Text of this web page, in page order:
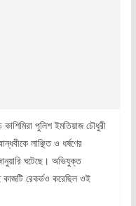
কাশিমিরা পুলিশ ইমতিয়াজ চৌধুরী
লাঞ্ছিত ও ধর্ষণের
ঘটেছে। অভিযুক্ত
কাজটি রেকর্ডও করেছিল ওই